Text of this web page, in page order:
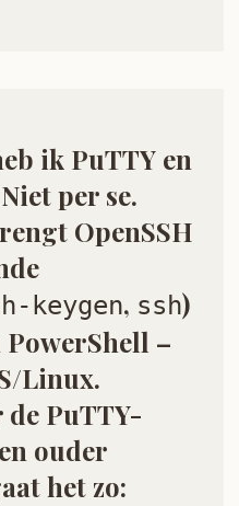
ik PuTTY en
Niet per se.
OpenSSH
keygen, ssh)
PowerShell –
Linux.
PuTTY-
ouder
het zo: